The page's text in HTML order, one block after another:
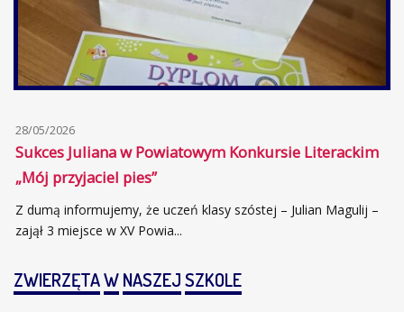
28/05/2026
Sukces Juliana w Powiatowym Konkursie Literackim
„Mój przyjaciel pies”
Z dumą informujemy, że uczeń klasy szóstej – Julian Magulij –
zajął 3 miejsce w XV Powia...
ZWIERZĘTAWNASZEJSZKOLE